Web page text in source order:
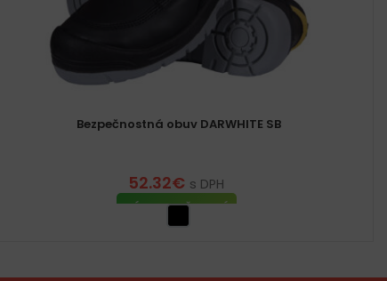
Bezpečnostná obuv DARWHITE SB
52.32€ s DPH
VÝBER MOŽNOSTÍ